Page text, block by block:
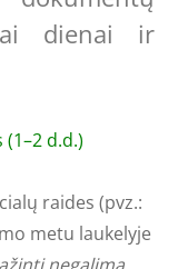
dienai ir
d.d.)
raides (pvz.:
metu laukelyje
negalima.